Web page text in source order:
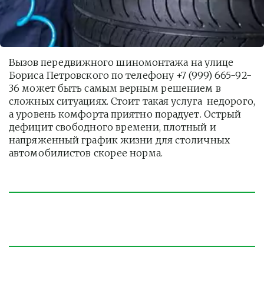
Вызов передвижного шиномонтажа на улице
Бориса Петровского по телефону +7 (999) 665-92-
36 может быть самым верным решением в
сложных ситуациях. Стоит такая услуга  недорого,
а уровень комфорта приятно порадует. Острый
дефицит свободного времени, плотный и
напряженный график жизни для столичных
автомобилистов скорее норма.